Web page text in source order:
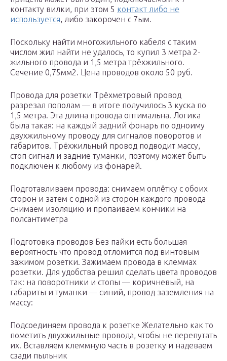
контакту вилки, при этом 5 контакт либо не
используется, либо закорочен с 7ым.
Поскольку найти многожильного кабеля с таким
числом жил найти не удалось, то купил 3 метра 2-
жильного провода и 1,5 метра трёхжильного.
Сечение 0,75мм2. Цена проводов около 50 руб.
Провода для розетки Трёхметровый провод
разрезал пополам — в итоге получилось 3 куска по
1,5 метра. Эта длина провода оптимальна. Логика
была такая: на каждый задний фонарь по одноиму
двухжильному проводу для сигналов поворотов и
габаритов. Трёхжильный провод подводит массу,
стоп сигнал и задние туманки, поэтому может быть
подключен к любому из фонарей.
Подготавливаем провода: снимаем оплётку с обоих
сторон и затем с одной из сторон каждого провода
снимаем изоляцию и пропаиваем кончики на
полсантиметра
Подготовка проводов Без пайки есть большая
вероятность что провод отломится под винтовым
зажимом розетки. Зажимаем провода в клеммах
розетки. Для удобства решил сделать цвета проводов
так: на поворотники и стопы — коричневый, на
габариты и туманки — синий, провод заземления на
массу:
Подсоединяем провода к розетке Желательно как то
пометить двухжильные провода, чтобы не перепутать
их. Вставляем клеммную часть в розетку и надеваем
сзади пыльник